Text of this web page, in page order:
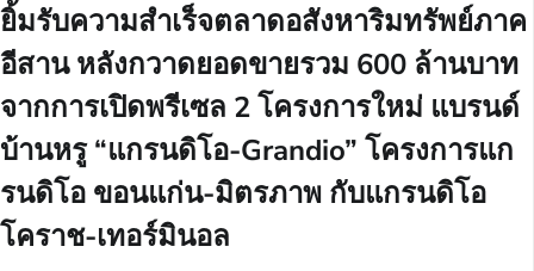
ยิ้มรับความสำเร็จตลาดอสังหาริมทรัพย์ภาค
อีสาน หลังกวาดยอดขายรวม 600 ล้านบาท
จากการเปิดพรีเซล 2 โครงการใหม่ แบรนด์
บ้านหรู “แกรนดิโอ-Grandio” โครงการแก
รนดิโอ ขอนแก่น-มิตรภาพ กับแกรนดิโอ
โคราช-เทอร์มินอล